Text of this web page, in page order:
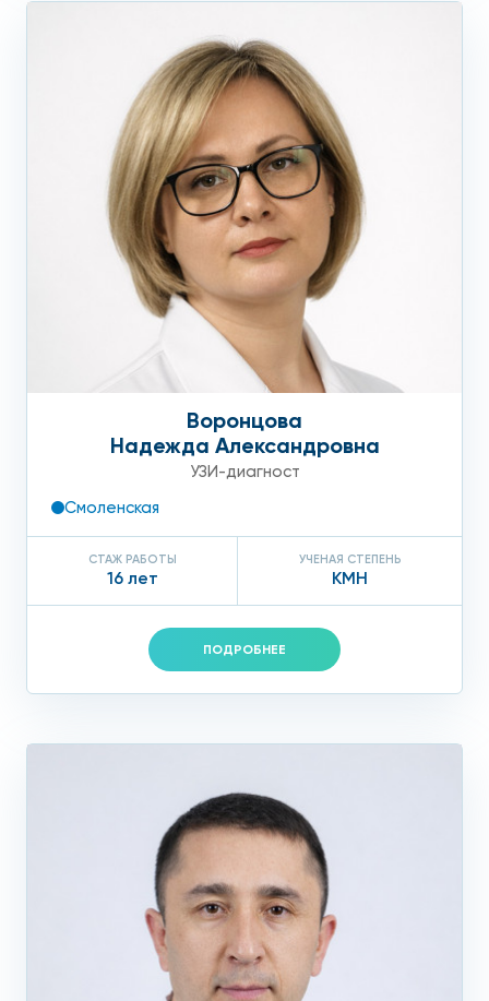
Воронцова
Надежда Александровна
УЗИ-диагност
Смоленская
СТАЖ РАБОТЫ
16 лет
УЧЕНАЯ СТЕПЕНЬ
КМН
ПОДРОБНЕЕ